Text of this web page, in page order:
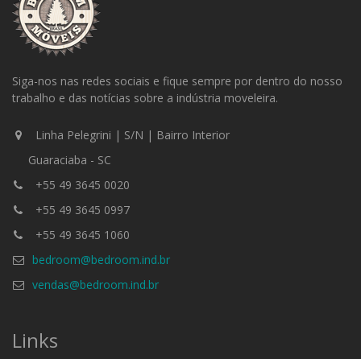
Siga-nos nas redes sociais e fique sempre por dentro do nosso
trabalho e das notícias sobre a indústria moveleira.
Linha Pelegrini | S/N | Bairro Interior
Guaraciaba - SC
+55 49 3645 0020
+55 49 3645 0997
+55 49 3645 1060
bedroom@bedroom.ind.br
vendas@bedroom.ind.br
Links